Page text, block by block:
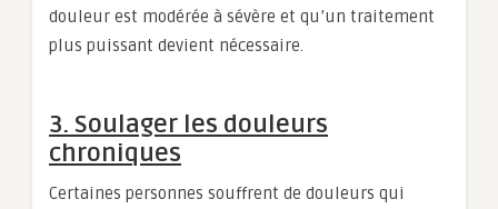
douleur est modérée à sévère et qu’un traitement
plus puissant devient nécessaire.
3. Soulager les douleurs
chroniques
Certaines personnes souffrent de douleurs qui